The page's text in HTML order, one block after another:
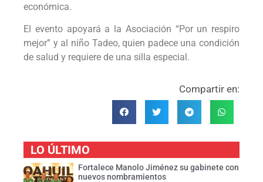
económica.
El evento apoyará a la Asociación “Por un respiro
mejor” y al niño Tadeo, quien padece una condición
de salud y requiere de una silla especial.
Compartir en:
LO ÚLTIMO
Fortalece Manolo Jiménez su gabinete con
nuevos nombramientos